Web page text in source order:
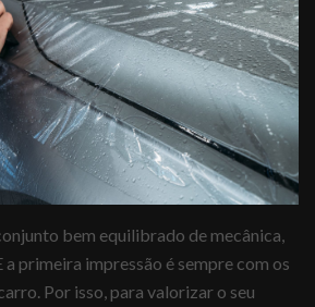
bem equilibrado de mecânica,
a primeira impressão é sempre com os
Por isso, para valorizar o seu